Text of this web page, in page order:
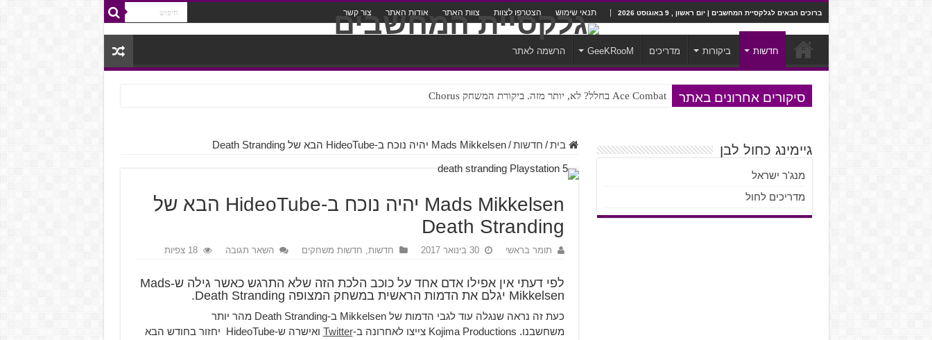
ברוכים הבאים לגלקסיית המחשבים | יום ראשון , 9 באוגוסט 2026 תנאי שימוש הצטרפו לצוות צוות האתר אודות האתר צור קשר
חדשות ביקורות מדריכים GeeKRooM הרשמה לאתר
סיקורים אחרונים באתר Ace Combat בחלל? לא, יותר מזה. ביקורת המשחק Chorus
Steven Universe והשירים שתורגמו בצורה נוראית לעברית
בית / חדשות / Mads Mikkelsen יהיה נוכח ב-HideoTube הבא של Death Stranding
Mads Mikkelsen יהיה נוכח ב-HideoTube הבא של
Death Stranding
תומר בראשי 30 בינואר 2017 חדשות, חדשות משחקים השאר תגובה 18 צפיות
לפי דעתי אין אפילו אדם אחד על כוכב הלכת הזה שלא התרגש כאשר גילה ש-Mads
Mikkelsen יגלם את הדמות הראשית במשחק המצופה Death Stranding.
כעת זה נראה שנגלה עוד לגבי הדמות של Mikkelsen ב-Death Stranding מהר יותר
משחשבנו. Kojima Productions צייצו לאחרונה ב-
Twitter
ואישרה ש-HideoTube יחזור בחודש הבא
גיימינג כחול לבן
מנג'ר ישראל
מדריכים לחול